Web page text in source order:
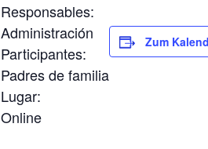
Responsables:
Administración
Participantes:
Padres de familia
Lugar:
Online
Zum